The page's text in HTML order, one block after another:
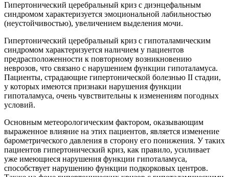
Гипертонический церебральный криз с диэнцефальным
синдромом характеризуется эмоциональной лабильностью
(неустойчивостью), увеличением выделения мочи.
Гипертонический церебральный криз с гипоталамическим
синдромом характеризуется наличием у пациентов
предрасположенности к повторному возникновению
неврозов, что связано с нарушением функции гипоталамуса.
Пациенты, страдающие гипертонической болезнью II стадии,
у которых имеются признаки нарушения функции
гипоталамуса, очень чувствительны к изменениям погодных
условий.
Основным метеорологическим фактором, оказывающим
выраженное влияние на этих пациентов, является изменение
барометрического давления в сторону его понижения. У таких
пациентов гипертонический криз, как правило, усиливает
уже имеющиеся нарушения функции гипоталамуса,
способствует нарушению функции подкорковых центров.